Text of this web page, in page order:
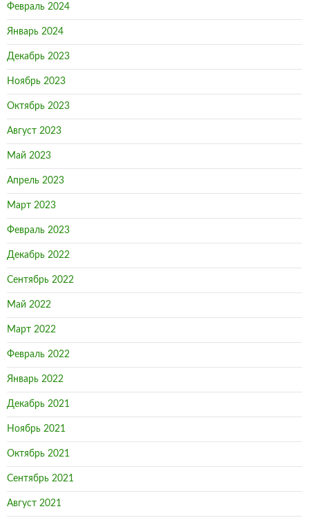
Февраль 2024
Январь 2024
Декабрь 2023
Ноябрь 2023
Октябрь 2023
Август 2023
Май 2023
Апрель 2023
Март 2023
Февраль 2023
Декабрь 2022
Сентябрь 2022
Май 2022
Март 2022
Февраль 2022
Январь 2022
Декабрь 2021
Ноябрь 2021
Октябрь 2021
Сентябрь 2021
Август 2021